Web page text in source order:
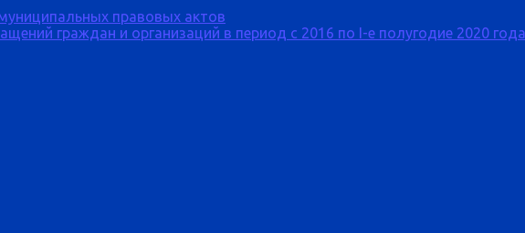
правовых актов
граждан и организаций в период с 2016 по I-е полугодие 2020 года